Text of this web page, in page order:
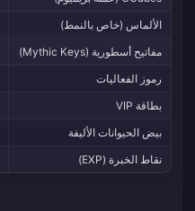
الألماس (خاص بالنمط)
مفاتيح أسطورية (Mythic Keys)
رموز الفعاليات
بطاقة VIP
بيض الحيوانات الأليفة
نقاط الخبرة (EXP)